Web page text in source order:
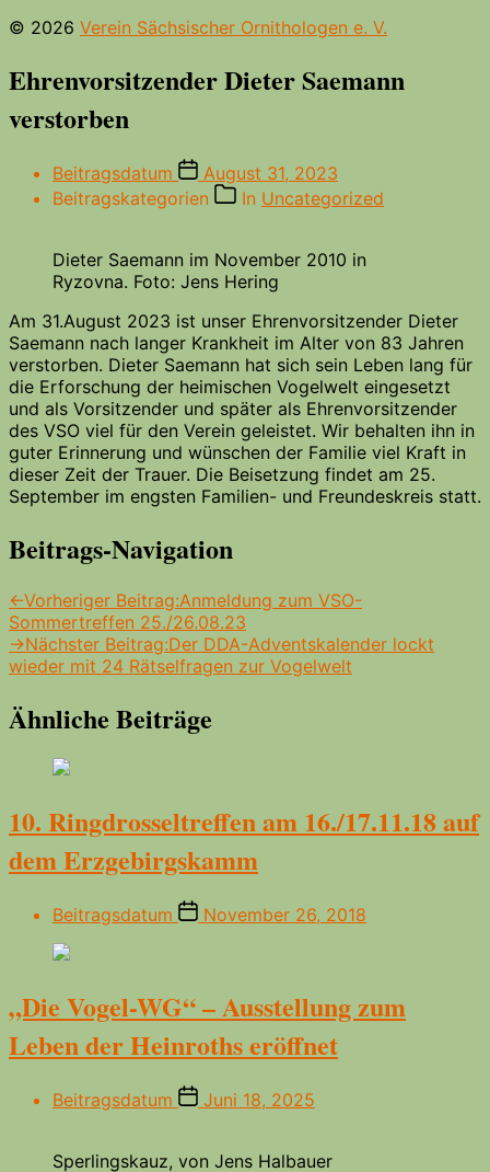
© 2026 Verein Sächsischer Ornithologen e. V.
Ehrenvorsitzender Dieter Saemann
verstorben
Beitragsdatum
August 31, 2023
Beitragskategorien
In Uncategorized
Dieter Saemann im November 2010 in
Ryzovna. Foto: Jens Hering
Am 31.August 2023 ist unser Ehrenvorsitzender Dieter
Saemann nach langer Krankheit im Alter von 83 Jahren
verstorben. Dieter Saemann hat sich sein Leben lang für
die Erforschung der heimischen Vogelwelt eingesetzt
und als Vorsitzender und später als Ehrenvorsitzender
des VSO viel für den Verein geleistet. Wir behalten ihn in
guter Erinnerung und wünschen der Familie viel Kraft in
dieser Zeit der Trauer. Die Beisetzung findet am 25.
September im engsten Familien- und Freundeskreis statt.
Beitrags-Navigation
←Vorheriger Beitrag:Anmeldung zum VSO-
Sommertreffen 25./26.08.23
→Nächster Beitrag:Der DDA-Adventskalender lockt
wieder mit 24 Rätselfragen zur Vogelwelt
Ähnliche Beiträge
10. Ringdrosseltreffen am 16./17.11.18 auf
dem Erzgebirgskamm
Beitragsdatum November 26, 2018
„Die Vogel-WG“ – Ausstellung zum
Leben der Heinroths eröffnet
Beitragsdatum Juni 18, 2025
Sperlingskauz, von Jens Halbauer